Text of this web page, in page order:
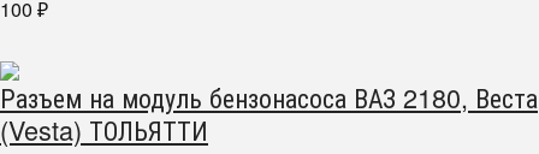
100 ₽
Разъем на модуль бензонасоса ВАЗ 2180, Веста
(Vesta) ТОЛЬЯТТИ